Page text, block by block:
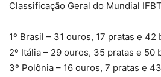
Classificação Geral do Mundial
1º Brasil – 31 ouros, 17 pratas e
2º Itália – 29 ouros, 35 pratas e 50
3º Polônia – 16 ouros, 7 pratas e